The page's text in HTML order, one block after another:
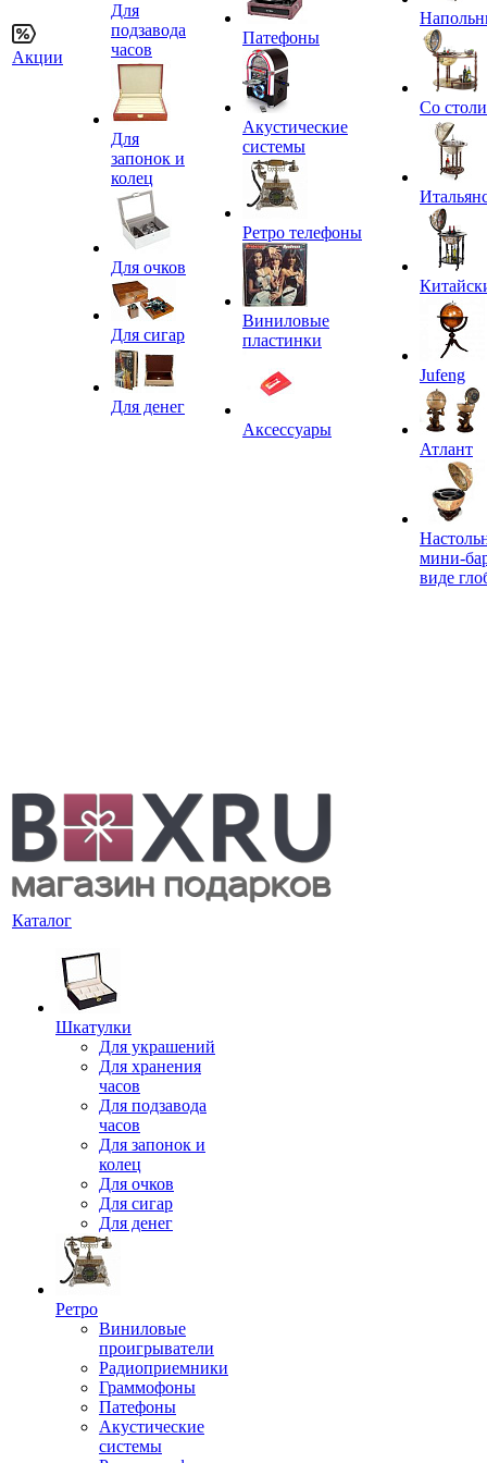
Акции
Для
подзавода
часов
Для
запонок и
колец
Для очков
Для сигар
Для денег
Патефоны
Акустические
системы
Ретро телефоны
Виниловые
пластинки
Аксессуары
Со
Jufeng
Атлант
мини-
виде
Каталог
Шкатулки
Для украшений
Для хранения
часов
Для подзавода
часов
Для запонок и
колец
Для очков
Для сигар
Для денег
Ретро
Виниловые
проигрыватели
Радиоприемники
Граммофоны
Патефоны
Акустические
системы